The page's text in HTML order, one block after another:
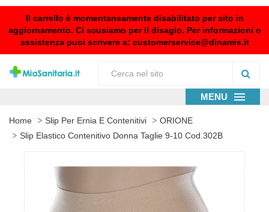
Il carrello è momentaneamente disabilitato per sito in
aggiornamento. Ci scusiamo per il disagio. Per informazioni o
assistenza puoi scrivere a: customerservice@dinamis.it
MENU
Home Slip Per Ernia E Contenitivi
ORIONE
Slip Elastico Contenitivo Donna Taglie 9-10 Cod.302B